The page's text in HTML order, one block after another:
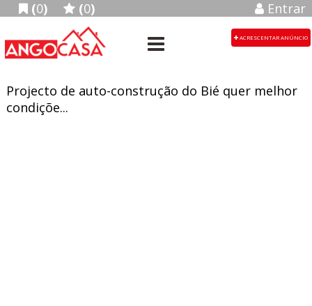
(0) (0) Entrar
ACRESCENTAR ANÚNCIO
Projecto de auto-construção do Bié quer melhor
condiçõe...